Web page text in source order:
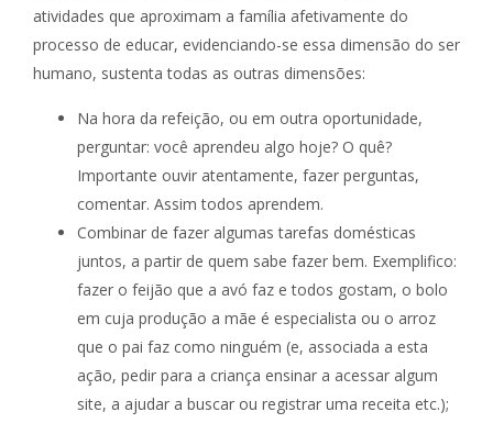
atividades que aproximam a família afetivamente do
processo de educar, evidenciando-se essa dimensão do ser
humano, sustenta todas as outras dimensões:
Na hora da refeição, ou em outra oportunidade,
perguntar: você aprendeu algo hoje? O quê?
Importante ouvir atentamente, fazer perguntas,
comentar. Assim todos aprendem.
Combinar de fazer algumas tarefas domésticas
juntos, a partir de quem sabe fazer bem. Exemplifico:
fazer o feijão que a avó faz e todos gostam, o bolo
em cuja produção a mãe é especialista ou o arroz
que o pai faz como ninguém (e, associada a esta
ação, pedir para a criança ensinar a acessar algum
site, a ajudar a buscar ou registrar uma receita etc.);